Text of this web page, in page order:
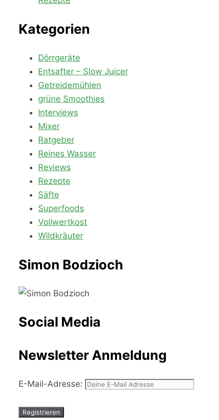
Kategorien
Dörrgeräte
Entsafter – Slow Juicer
Getreidemühlen
grüne Smoothies
Interviews
Mixer
Ratgeber
Reines Wasser
Reviews
Rezepte
Säfte
Superfoods
Vollwertkost
Wildkräuter
Simon Bodzioch
Social Media
Newsletter Anmeldung
E-Mail-Adresse: